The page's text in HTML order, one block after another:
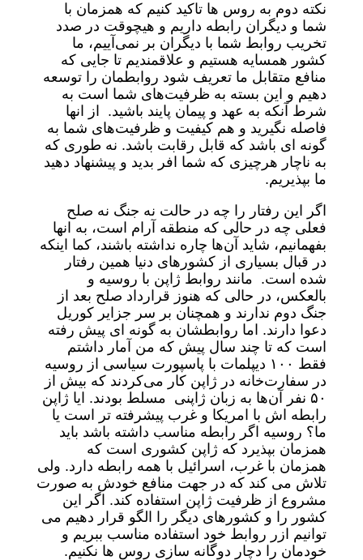
نکته دوم به روس ها تاکید کنیم که همزمان با
شما و دیگران رابطه داریم و هیچوقت در صدد
تخریب روابط شما با دیگران بر نمی‌آییم، ما
کشور همسایه هستیم و علاقمندیم تا جایی که
منافع متقابل ما تعریف شود روابطمان را توسعه
دهیم و این بسته به ظرفیت‌های شما است به
شرط آنکه به عهد و پیمان پایند باشید. از انها
فاصله نگیرید و هم کیفیت و ظرفیت‌های شما به
گونه ای باشد که قابل رقابت باشد. نه طوری که
به ناچار هرچیزی که شما افر بدید و پیشنهاد دهید
ما بپذیریم.
اگر این رفتار را چه در حالت نه جنگ نه صلح
فعلی چه در حالی که منطقه آرام است، به انها
بفهمانیم، شاید آن‌ها چاره نداشته باشند، کما اینکه
در قبال بسیاری از کشورهای دنیا همین رفتار
شده است. مانند روابط ژاپن با روسیه و
بالعکس، در حالی که هنوز قرارداد صلح بعد از
جنگ دوم ندارند و همچنان بر سر جزایر کوریل
دعوا دارند. اما روابطشان به گونه ای پیش رفته
است که تا چند سال پیش که من آمار داشتم
فقط ۱۰۰ دیپلمات با پاسپورت سیاسی از روسیه
در سفارت‌خانه در ژاپن کار می‌کردند که بیش از
۵۰ نفر آن‌ها به زبان ژاپنی مسلط بودند. ایا ژاپن
رابطه اش با امریکا و غرب پیشرفته تر است یا
ما؟ روسیه اگر رابطه مناسب داشته باشد باید
همزمان بپذیرد که ژاپن کشوری است که
همزمان با غرب، اسرائیل با همه رابطه دارد. ولی
تلاش می کند که در جهت منافع خودش به صورت
مشروع از ظرفیت ژاپن استفاده کند. اگر این
کشور را و کشورهای دیگر را الگو قرار دهیم می
توانیم ازر روابط خود استفاده مناسب ببریم و
خودمان را دچار دوگانه سازی روس ها نکنیم.